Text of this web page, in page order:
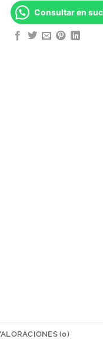
Consultar en
(0)